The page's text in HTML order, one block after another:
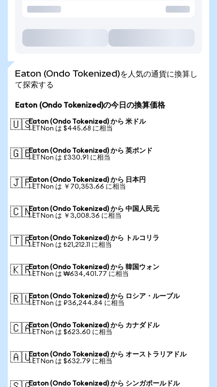
Eaton (Ondo Tokenized)を人気の通貨に換算し
て探索する
Eaton (Ondo Tokenized)の今日の換算価格
🇺🇸Eaton (Ondo Tokenized) から 米ドル
1 ETNon は $445.68 に相当
🇬🇧Eaton (Ondo Tokenized) から 英ポンド
1 ETNon は £330.91 に相当
🇯🇵Eaton (Ondo Tokenized) から 日本円
1 ETNon は ￥70,353.66 に相当
🇨🇳Eaton (Ondo Tokenized) から 中国人民元
1 ETNon は ￥3,008.36 に相当
🇹🇷Eaton (Ondo Tokenized) から トルコリラ
1 ETNon は ₺21,212.11 に相当
🇰🇷Eaton (Ondo Tokenized) から 韓国ウォン
1 ETNon は ₩634,401.77 に相当
🇷🇺Eaton (Ondo Tokenized) から ロシア・ルーブル
1 ETNon は ₽36,244.84 に相当
🇨🇦Eaton (Ondo Tokenized) から カナダドル
1 ETNon は $623.60 に相当
🇦🇺Eaton (Ondo Tokenized) から オーストラリアドル
1 ETNon は $632.79 に相当
Eaton (Ondo Tokenized) から シンガポールドル